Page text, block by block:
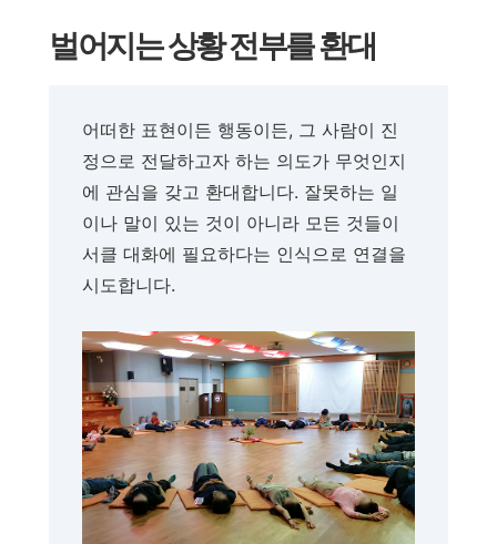
벌어지는 상황 전부를 환대
어떠한 표현이든 행동이든, 그 사람이 진
정으로 전달하고자 하는 의도가 무엇인지
에 관심을 갖고 환대합니다. 잘못하는 일
이나 말이 있는 것이 아니라 모든 것들이
서클 대화에 필요하다는 인식으로 연결을
시도합니다.